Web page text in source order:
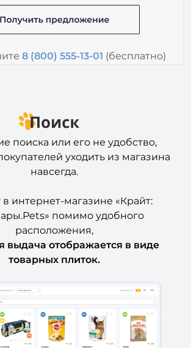
8 (800) 555-13-01 (бесплатно)
поиска или его не удобство,
уходить из магазина
навсегда.
интернет-магазине «Крайт:
помимо удобного
расположения,
выдача отображается в виде
товарных плиток.